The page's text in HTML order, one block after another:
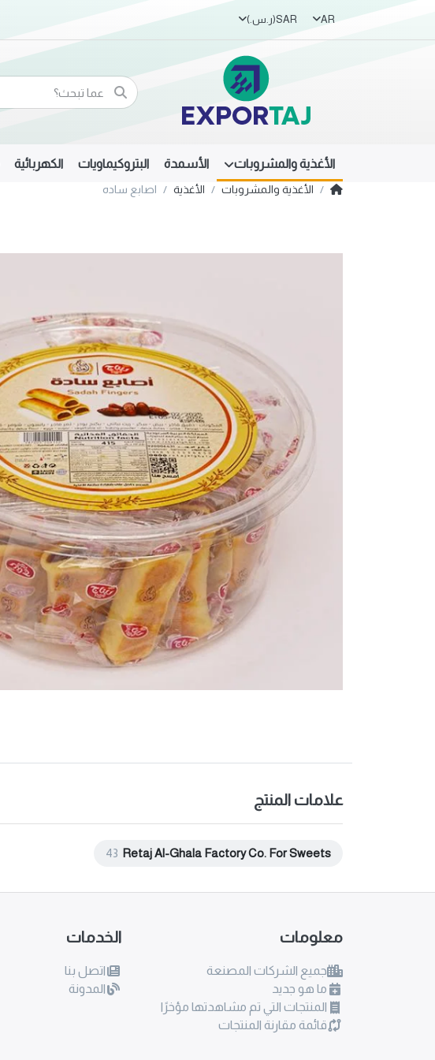
AR
SAR(ر.س.‏)
الأغذية والمشروبات الأسمدة البتروكيماويات الكهربائية
الأغذية والمشروبات الأغذية اصابع ساده
علامات المنتج
Retaj Al-Ghala Factory Co. For Sweets
43
معلومات
جميع الشركات المصنعة
ما هو جديد
المنتجات التي تم مشاهدتها مؤخرًا
قائمة مقارنة المنتجات
الخدمات
اتصل بنا
المدونة